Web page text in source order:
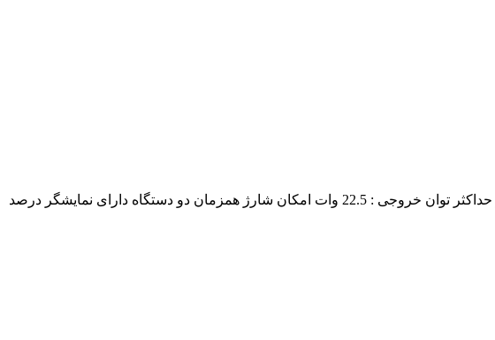
دارای یک درگاه TYPE-C بصورت ورودی و یکی ورودی و خروجی و یک درگاه خروجی یو اس بی و یک درگاه ورودی میکرو حداکثر توان خروجی : 22.5 وات امکان شارژ همزمان دو دستگاه دارای نمایشگر درصد